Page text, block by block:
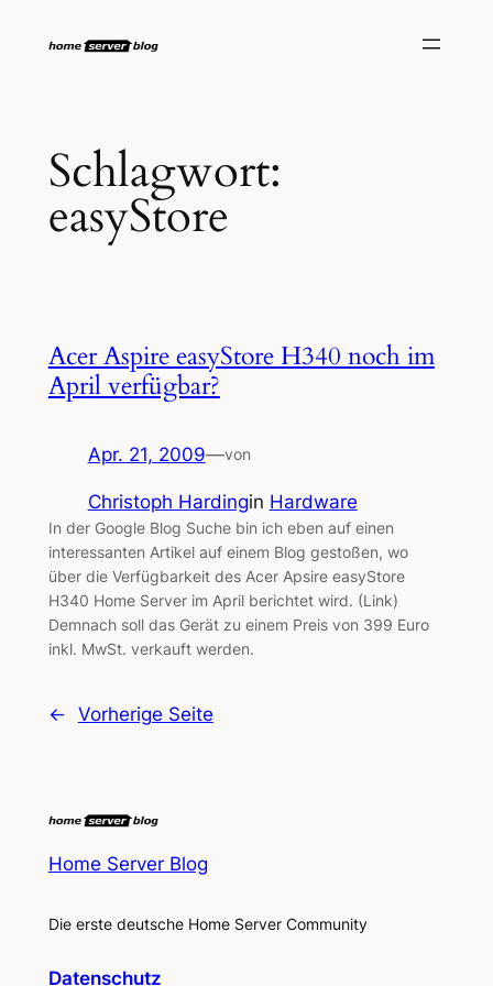
Inhalt
Schlagwort:
easyStore
Acer Aspire easyStore H340 noch im
April verfügbar?
Apr. 21, 2009—von
Christoph Hardingin Hardware
In der Google Blog Suche bin ich eben auf einen
interessanten Artikel auf einem Blog gestoßen, wo
über die Verfügbarkeit des Acer Apsire easyStore
H340 Home Server im April berichtet wird. (Link)
Demnach soll das Gerät zu einem Preis von 399 Euro
inkl. MwSt. verkauft werden.
← Vorherige Seite
Home Server Blog
Die erste deutsche Home Server Community
Datenschutz